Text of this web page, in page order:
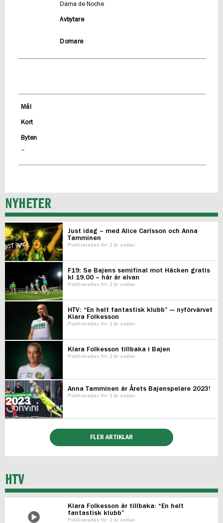
Dama de Noche
Avbytare
Domare
Mål
Kort
Byten
–
NYHETER
Just idag – med Alice Carlsson och Anna
Tamminen
Publicerades för 2 år sedan
F19: Se Bajens semifinal mot Häcken gratis
kl 19.00 – här är elvan
Publicerades för 2 år sedan
HTV: “En helt fantastisk klubb” — nyförvärvet
Klara Folkesson
Publicerades för 2 år sedan
Klara Folkesson tillbaka i Bajen
Publicerades för 2 år sedan
Anna Tamminen är Årets Bajenspelare 2023!
Publicerades för 2 år sedan
FLER ARTIKLAR
HTV
Klara Folkesson är tillbaka: “En helt
fantastisk klubb”
Publicerades för 2 år sedan